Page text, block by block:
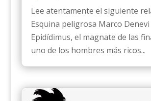
Lee atentamente el siguiente
Esquina peligrosa Marco
Epidídimus, el magnate de las
uno de los hombres más ricos...